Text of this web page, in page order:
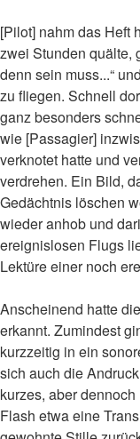
[Pilot] nahm das Heft
zwei Stunden quälte,
denn sein muss...“
zu fliegen. Schnell
ganz besonders
wie [Passagier]
verknotet hatte und
verdrehen. Ein Bild,
Gedächtnis löschen
wieder anhob und
ereignislosen Flugs
Lektüre einer noch
Anscheinend hatte
erkannt. Zumindest
kurzzeitig in ein
sich auch die
kurzes, aber
Flash etwa eine